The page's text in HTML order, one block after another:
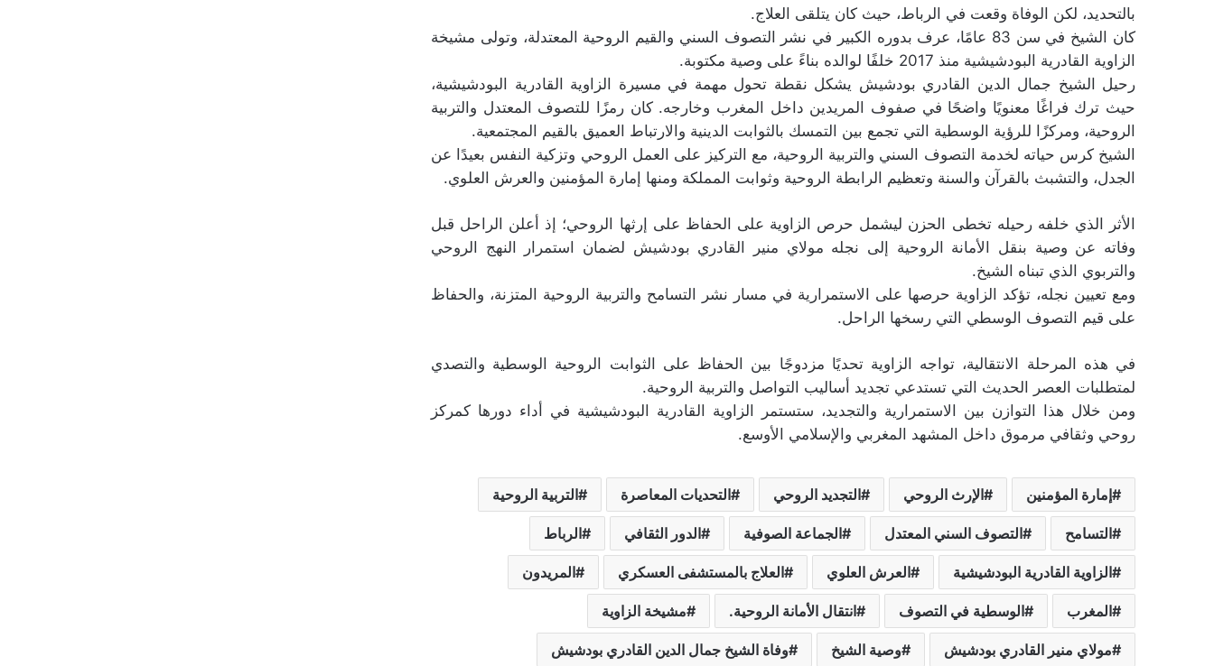
بالتحديد، لكن الوفاة وقعت في الرباط، حيث كان يتلقى العلاج.
كان الشيخ في سن 83 عامًا، عرف بدوره الكبير في نشر التصوف السني والقيم الروحية المعتدلة، وتولى مشيخة
الزاوية القادرية البودشيشية منذ 2017 خلفًا لوالده بناءً على وصية مكتوبة.
رحيل الشيخ جمال الدين القادري بودشيش يشكل نقطة تحول مهمة في مسيرة الزاوية القادرية البودشيشية،
حيث ترك فراغًا معنويًا واضحًا في صفوف المريدين داخل المغرب وخارجه. كان رمزًا للتصوف المعتدل والتربية
الروحية، ومركزًا للرؤية الوسطية التي تجمع بين التمسك بالثوابت الدينية والارتباط العميق بالقيم المجتمعية.
الشيخ كرس حياته لخدمة التصوف السني والتربية الروحية، مع التركيز على العمل الروحي وتزكية النفس بعيدًا عن
الجدل، والتشبث بالقرآن والسنة وتعظيم الرابطة الروحية وثوابت المملكة ومنها إمارة المؤمنين والعرش العلوي.
الأثر الذي خلفه رحيله تخطى الحزن ليشمل حرص الزاوية على الحفاظ على إرثها الروحي؛ إذ أعلن الراحل قبل
وفاته عن وصية بنقل الأمانة الروحية إلى نجله مولاي منير القادري بودشيش لضمان استمرار النهج الروحي
والتربوي الذي تبناه الشيخ.
ومع تعيين نجله، تؤكد الزاوية حرصها على الاستمرارية في مسار نشر التسامح والتربية الروحية المتزنة، والحفاظ
على قيم التصوف الوسطي التي رسخها الراحل.
في هذه المرحلة الانتقالية، تواجه الزاوية تحديًا مزدوجًا بين الحفاظ على الثوابت الروحية الوسطية والتصدي
لمتطلبات العصر الحديث التي تستدعي تجديد أساليب التواصل والتربية الروحية.
ومن خلال هذا التوازن بين الاستمرارية والتجديد، ستستمر الزاوية القادرية البودشيشية في أداء دورها كمركز
روحي وثقافي مرموق داخل المشهد المغربي والإسلامي الأوسع.
إمارة المؤمنين الإرث الروحي التجديد الروحي التحديات المعاصرة التربية الروحية
التسامح التصوف السني المعتدل الجماعة الصوفية الدور الثقافي الرباط
الزاوية القادرية البودشيشية العرش العلوي العلاج بالمستشفى العسكري المريدون
المغرب الوسطية في التصوف انتقال الأمانة الروحية. مشيخة الزاوية
مولاي منير القادري بودشيش وصية الشيخ وفاة الشيخ جمال الدين القادري بودشيش